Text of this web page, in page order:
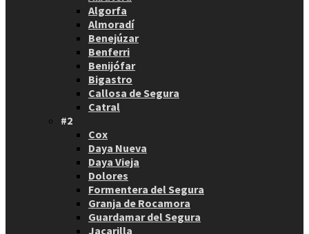
Algorfa
Almoradí
Benejúzar
Benferri
Benijófar
Bigastro
Callosa de Segura
Catral
#2
Cox
Daya Nueva
Daya Vieja
Dolores
Formentera del Segura
Granja de Rocamora
Guardamar del Segura
Jacarilla